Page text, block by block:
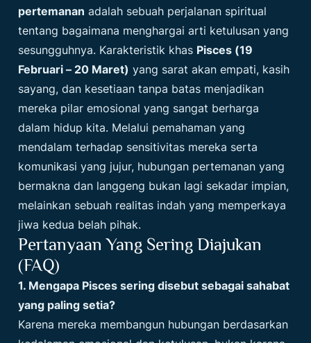
pertemanan adalah sebuah perjalanan spiritual
tentang bagaimana menghargai arti ketulusan yang
sesungguhnya. Karakteristik khas Pisces (19
Februari – 20 Maret) yang sarat akan empati, kasih
sayang, dan kesetiaan tanpa batas menjadikan
mereka pilar emosional yang sangat berharga
dalam hidup kita. Melalui pemahaman yang
mendalam terhadap sensitivitas mereka serta
komunikasi yang jujur, hubungan pertemanan yang
bermakna dan langgeng bukan lagi sekadar impian,
melainkan sebuah realitas indah yang memperkaya
jiwa kedua belah pihak.
Pertanyaan Yang Sering Diajukan
(FAQ)
1. Mengapa Pisces sering disebut sebagai sahabat
yang paling setia?
Karena mereka membangun hubungan berdasarkan